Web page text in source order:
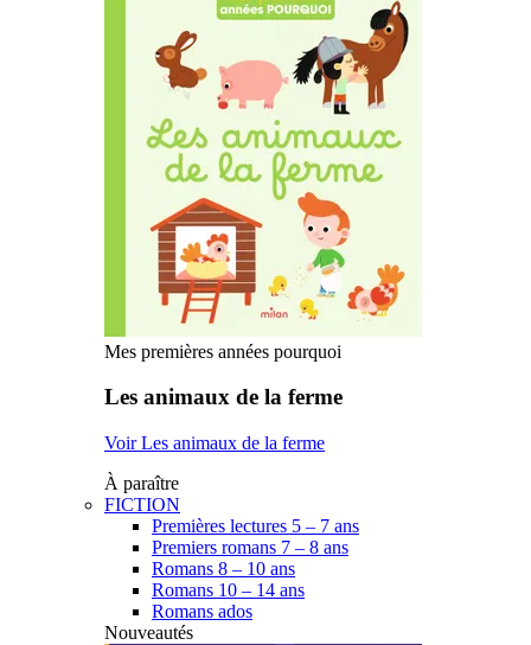
Mes premières années pourquoi
Les animaux de la ferme
Voir Les animaux de la ferme
À paraître
FICTION
Premières lectures 5 – 7 ans
Premiers romans 7 – 8 ans
Romans 8 – 10 ans
Romans 10 – 14 ans
Romans ados
Nouveautés